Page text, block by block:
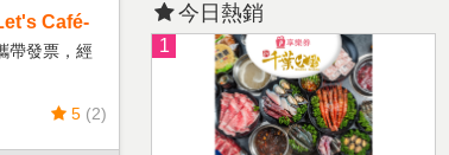
Café-
帶發票，經
5 (2)
今日熱銷
1